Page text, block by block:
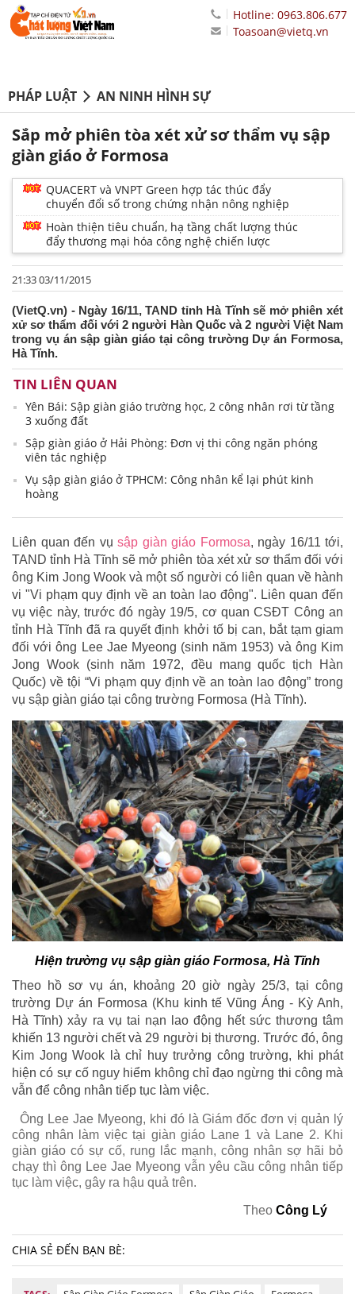
Hotline: 0963.806.677
Toasoan@vietq.vn
PHÁP LUẬT AN NINH HÌNH SỰ
Sắp mở phiên tòa xét xử sơ thẩm vụ sập
giàn giáo ở Formosa
QUACERT và VNPT Green hợp tác thúc đẩy
chuyển đổi số trong chứng nhận nông nghiệp
Hoàn thiện tiêu chuẩn, hạ tầng chất lượng thúc
đẩy thương mại hóa công nghệ chiến lược
21:33 03/11/2015
(VietQ.vn) - Ngày 16/11, TAND tỉnh Hà Tĩnh sẽ mở phiên xét
xử sơ thẩm đối với 2 người Hàn Quốc và 2 người Việt Nam
trong vụ án sập giàn giáo tại công trường Dự án Formosa,
Hà Tĩnh.
TIN LIÊN QUAN
Yên Bái: Sập giàn giáo trường học, 2 công nhân rơi từ tầng
3 xuống đất
Sập giàn giáo ở Hải Phòng: Đơn vị thi công ngăn phóng
viên tác nghiệp
Vụ sập giàn giáo ở TPHCM: Công nhân kể lại phút kinh
hoàng
Liên quan đến vụ sập giàn giáo Formosa, ngày 16/11 tới,
TAND tỉnh Hà Tĩnh sẽ mở phiên tòa xét xử sơ thẩm đối với
ông Kim Jong Wook và một số người có liên quan về hành
vi "Vi phạm quy định về an toàn lao động". Liên quan đến
vụ việc này, trước đó ngày 19/5, cơ quan CSĐT Công an
tỉnh Hà Tĩnh đã ra quyết định khởi tố bị can, bắt tạm giam
đối với ông Lee Jae Myeong (sinh năm 1953) và ông Kim
Jong Wook (sinh năm 1972, đều mang quốc tịch Hàn
Quốc) về tội “Vi phạm quy định về an toàn lao động” trong
vụ sập giàn giáo tại công trường Formosa (Hà Tĩnh).
Hiện trường vụ sập giàn giáo Formosa, Hà Tĩnh
Theo hồ sơ vụ án, khoảng 20 giờ ngày 25/3, tại công
trường Dự án Formosa (Khu kinh tế Vũng Áng - Kỳ Anh,
Hà Tĩnh) xảy ra vụ tai nạn lao động hết sức thương tâm
khiến 13 người chết và 29 người bị thương. Trước đó, ông
Kim Jong Wook là chỉ huy trưởng công trường, khi phát
hiện có sự cố nguy hiểm không chỉ đạo ngừng thi công mà
vẫn để công nhân tiếp tục làm việc.
Ông Lee Jae Myeong, khi đó là Giám đốc đơn vị quản lý
công nhân làm việc tại giàn giáo Lane 1 và Lane 2. Khi
giàn giáo có sự cố, rung lắc mạnh, công nhân sợ hãi bỏ
chạy thì ông Lee Jae Myeong vẫn yêu cầu công nhân tiếp
tục làm việc, gây ra hậu quả trên.
Theo Công Lý
CHIA SẺ ĐẾN BẠN BÈ: